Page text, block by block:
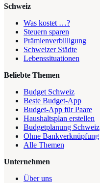
Schweiz
Was kostet …?
Steuern sparen
Prämienverbilligung
Schweizer Städte
Lebenssituationen
Beliebte Themen
Budget Schweiz
Beste Budget-App
Budget-App für Paare
Haushaltsplan erstellen
Budgetplanung Schweiz
Ohne Bankverknüpfung
Alle Themen
Unternehmen
Über uns